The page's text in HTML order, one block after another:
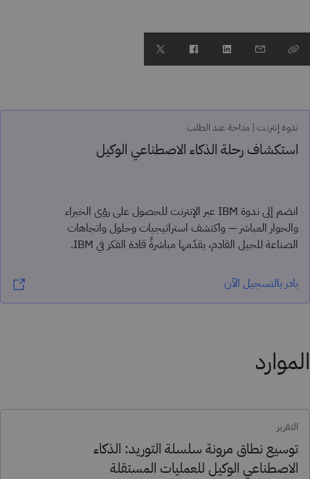
ندوة إنترنت | متاحة عند الطلب
استكشاف رحلة الذكاء الاصطناعي الوكيل
انضم إلى ندوة IBM عبر الإنترنت للحصول على رؤى الخبراء
والحوار المباشر — واكتشف استراتيجيات وحلول واتجاهات
الصناعة للجيل القادم، يقدّمها مباشرةً قادة الفكر في IBM.
بادر بالتسجيل الآن
الموارد
التقرير
توسيع نطاق مرونة سلسلة التوريد: الذكاء
الاصطناعي الوكيل للعمليات المستقلة